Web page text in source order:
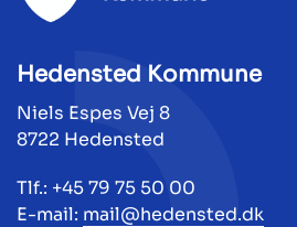
Hedensted Kommune
Niels Espes Vej 8
8722 Hedensted
Tlf.: +45 79 75 50 00
E-mail: mail@hedensted.dk